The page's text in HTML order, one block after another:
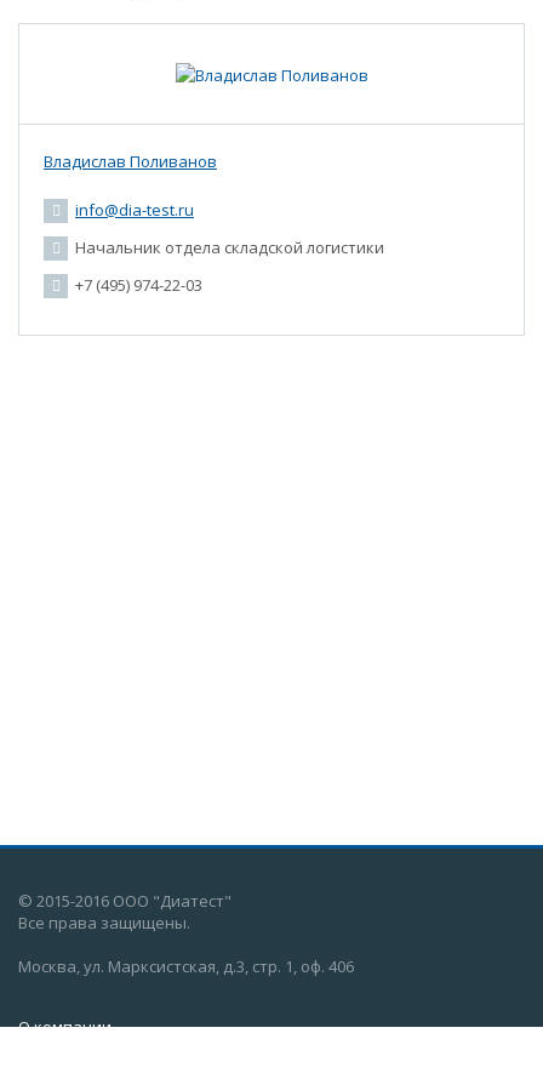
Владислав Поливанов
info@dia-test.ru
Начальник отдела складской логистики
+7 (495) 974-22-03
© 2015-2016 ООО "Диатест"
Все права защищены.
Москва, ул. Марксистская, д.3, стр. 1, оф. 406
О компании